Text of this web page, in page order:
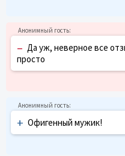
– Да уж, неверное все
просто
+ Офигенный мужик!